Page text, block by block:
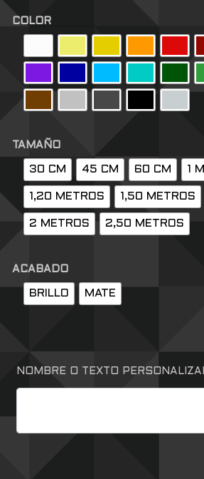
COLOR
TAMAÑO
30 CM 45 CM 60 CM 1
1,20 METROS 1,50 METROS
2 METROS 2,50 METROS
ACABADO
BRILLO MATE
NOMBRE O TEXTO